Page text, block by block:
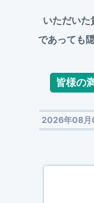
いただいた
であっても
皆様の
2026年08月